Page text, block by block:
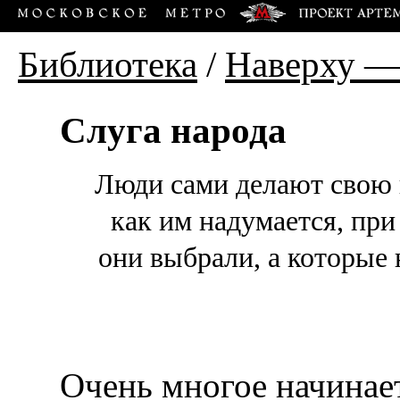
Библиотека / Наверху
Слуга народа
Люди сами делают свою
как им надумается,
они выбрали, а которые
Очень многое